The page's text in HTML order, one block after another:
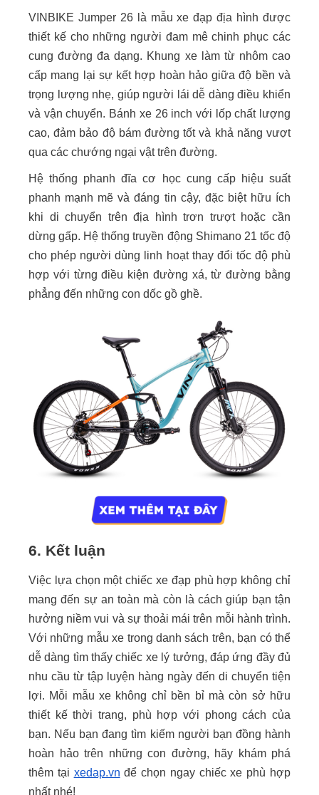
VINBIKE Jumper 26 là mẫu xe đạp địa hình được
thiết kế cho những người đam mê chinh phục các
cung đường đa dạng. Khung xe làm từ nhôm cao
cấp mang lại sự kết hợp hoàn hảo giữa độ bền và
trọng lượng nhẹ, giúp người lái dễ dàng điều khiển
và vận chuyển. Bánh xe 26 inch với lốp chất lượng
cao, đảm bảo độ bám đường tốt và khả năng vượt
qua các chướng ngại vật trên đường.
Hệ thống phanh đĩa cơ học cung cấp hiệu suất
phanh mạnh mẽ và đáng tin cậy, đặc biệt hữu ích
khi di chuyển trên địa hình trơn trượt hoặc cần
dừng gấp. Hệ thống truyền động Shimano 21 tốc độ
cho phép người dùng linh hoạt thay đổi tốc độ phù
hợp với từng điều kiện đường xá, từ đường bằng
phẳng đến những con dốc gồ ghề.
6. Kết luận
Việc lựa chọn một chiếc xe đạp phù hợp không chỉ
mang đến sự an toàn mà còn là cách giúp bạn tận
hưởng niềm vui và sự thoải mái trên mỗi hành trình.
Với những mẫu xe trong danh sách trên, bạn có thể
dễ dàng tìm thấy chiếc xe lý tưởng, đáp ứng đầy đủ
nhu cầu từ tập luyện hàng ngày đến di chuyển tiện
lợi. Mỗi mẫu xe không chỉ bền bỉ mà còn sở hữu
thiết kế thời trang, phù hợp với phong cách của
bạn. Nếu bạn đang tìm kiếm người bạn đồng hành
hoàn hảo trên những con đường, hãy khám phá
thêm tại xedap.vn để chọn ngay chiếc xe phù hợp
nhất nhé!